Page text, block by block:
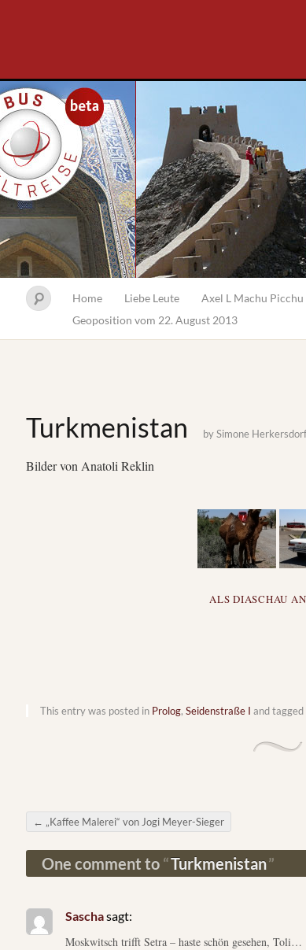
Home Liebe Leute Axel L Machu Picchu
Geoposition vom 22. August 2013
Turkmenistan bySimone Herkersdorf
Bilder von Anatoli Reklin
ALS DIASCHAU
This entry was posted in Prolog, Seidenstraße I and tagged
Post navigation
← „Kaffee Malerei“ von Jogi Meyer-Sieger
One comment to Turkmenistan
Saschasagt:
Moskwitsch trifft Setra – haste schön gesehen, Toli…